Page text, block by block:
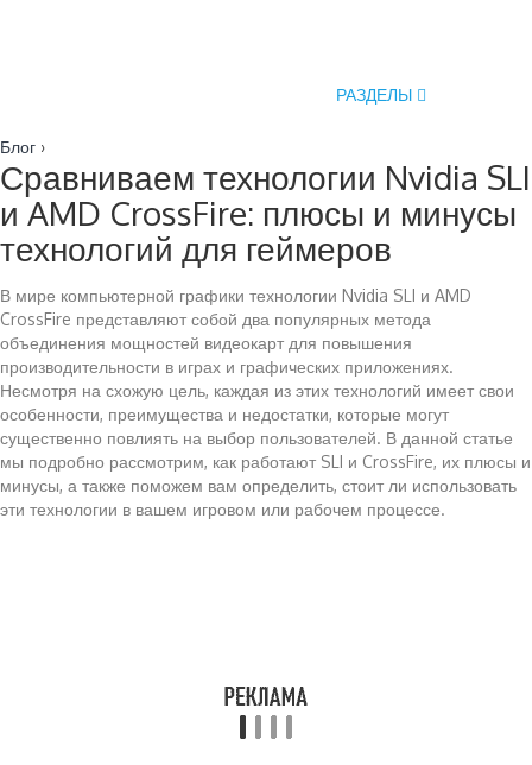
РАЗДЕЛЫ
Блог ›
Сравниваем технологии Nvidia SLI
и AMD CrossFire: плюсы и минусы
технологий для геймеров
В мире компьютерной графики технологии Nvidia SLI и AMD
CrossFire представляют собой два популярных метода
объединения мощностей видеокарт для повышения
производительности в играх и графических приложениях.
Несмотря на схожую цель, каждая из этих технологий имеет свои
особенности, преимущества и недостатки, которые могут
существенно повлиять на выбор пользователей. В данной статье
мы подробно рассмотрим, как работают SLI и CrossFire, их плюсы и
минусы, а также поможем вам определить, стоит ли использовать
эти технологии в вашем игровом или рабочем процессе.